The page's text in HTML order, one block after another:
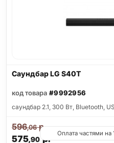
Саундбар LG S40T
код товара #9992956
саундбар 2.1, 300 Вт, Bluetooth,
575,90р.
596,06р.
Оплата частями